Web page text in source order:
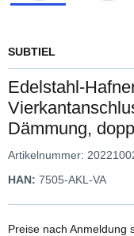
SUBTIEL
Edelstahl-
Dämmung,
Artikelnummer:
HAN: 7505-AKL-VA
Preise nach Anmeldung